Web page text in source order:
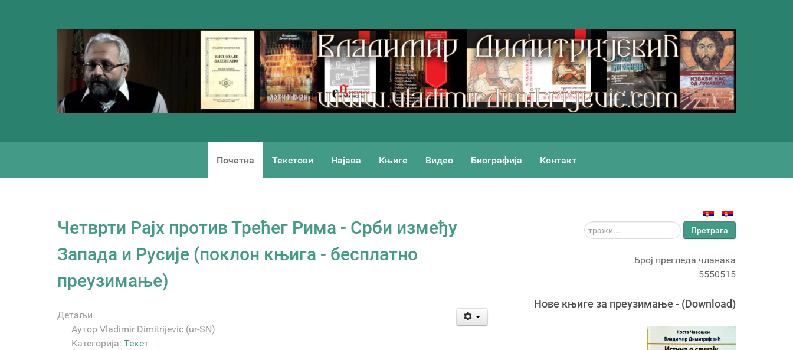
Почетна Текстови Најава Књиге Видео Биографија Контакт
Четврти Рајх против Трећег Рима - Срби између
Запада и Русије (поклон књига - бесплатно
преузимање)
Детаљи
Аутор Vladimir Dimitrijevic (ur-SN)
Категорија: Текст
тражи... Претрага
Број прегледа чланака
5550515
Новe књигe за преузимање - (Download)